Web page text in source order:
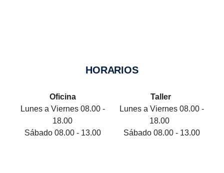
HORARIOS
Oficina
Lunes a Viernes 08.00 -
18.00
Sábado 08.00 - 13.00
Taller
Lunes a Viernes 08.00 -
18.00
Sábado 08.00 - 13.00